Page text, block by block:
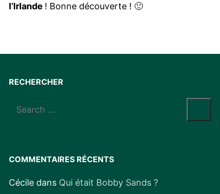
l’Irlande ! Bonne découverte ! 🙂
RECHERCHER
Rechercher
COMMENTAIRES RÉCENTS
Cécile dans Qui était Bobby Sands ?